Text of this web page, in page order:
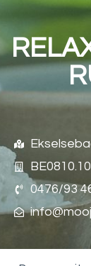
0476/93